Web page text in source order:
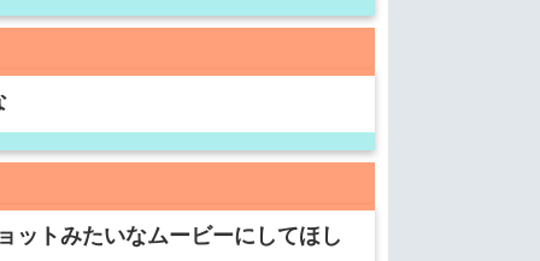
ットみたいなムービーにしてほし